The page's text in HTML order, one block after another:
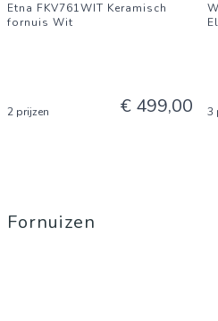
Etna FKV761WIT Keramisch
fornuis Wit
2 prijzen € 499,00 3
Fornuizen